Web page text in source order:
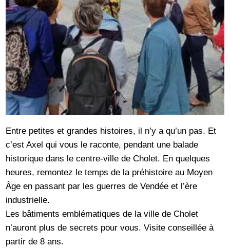
Entre petites et grandes histoires, il n’y a qu’un pas. Et
c’est Axel qui vous le raconte, pendant une balade
historique dans le centre-ville de Cholet. En quelques
heures, remontez le temps de la préhistoire au Moyen
Âge en passant par les guerres de Vendée et l’ère
industrielle.
Les bâtiments emblématiques de la ville de Cholet
n’auront plus de secrets pour vous. Visite conseillée à
partir de 8 ans.